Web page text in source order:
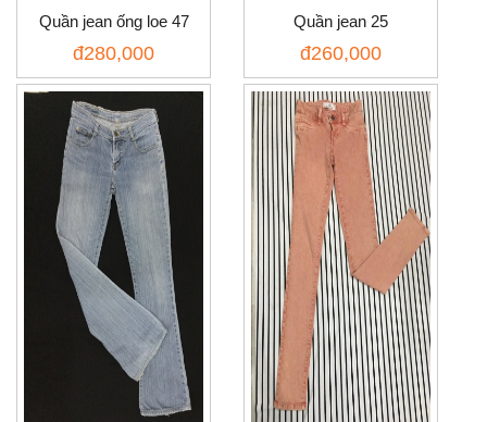
Quần jean ống loe 47
đ280,000
Quần jean 25
đ260,000